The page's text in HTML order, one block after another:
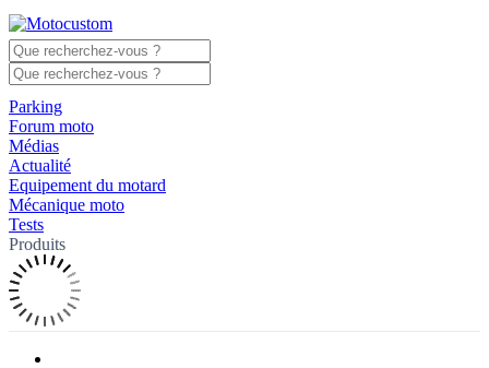
Parking
Forum moto
Médias
Actualité
Equipement du motard
Mécanique moto
Tests
Produits